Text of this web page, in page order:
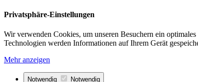
Privatsphäre-Einstellungen
Wir verwenden Cookies, um unseren Besuchern ein
Technologien werden Informationen auf Ihrem Gerät
Mehr anzeigen
Notwendig Notwendig